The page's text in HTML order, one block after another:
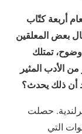
أربعة كتّاب
بعض المعلقين
تمتلك
من الأدب المثير
أن ذلك يحدث؟
حصلت
التي